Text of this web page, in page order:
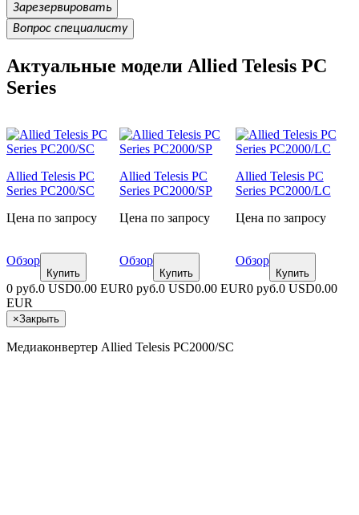
Зарезервировать
Вопрос специалисту
Актуальные модели Allied Telesis PC
Series
Allied Telesis PC
Series PC200/SC
Цена по запросу
Обзор
Купить
Allied Telesis PC
Series PC2000/SP
Цена по запросу
Обзор
Купить
Allied Telesis PC
Series PC2000/LC
Цена по запросу
Обзор
Купить
0 руб.0 USD0.00 EUR0 руб.0 USD0.00 EUR0 руб.0 USD0.00
EUR
×Закрыть
Медиаконвертер Allied Telesis PC2000/SC